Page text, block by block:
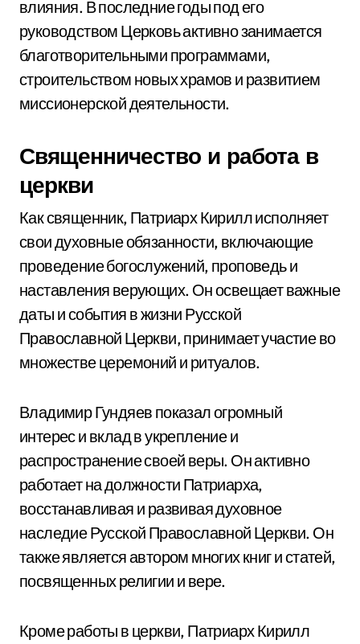
влияния. В последние годы под его
руководством Церковь активно занимается
благотворительными программами,
строительством новых храмов и развитием
миссионерской деятельности.
Священничество и работа в
церкви
Как священник, Патриарх Кирилл исполняет
свои духовные обязанности, включающие
проведение богослужений, проповедь и
наставления верующих. Он освещает важные
даты и события в жизни Русской
Православной Церкви, принимает участие во
множестве церемоний и ритуалов.
Владимир Гундяев показал огромный
интерес и вклад в укрепление и
распространение своей веры. Он активно
работает на должности Патриарха,
восстанавливая и развивая духовное
наследие Русской Православной Церкви. Он
также является автором многих книг и статей,
посвященных религии и вере.
Кроме работы в церкви, Патриарх Кирилл